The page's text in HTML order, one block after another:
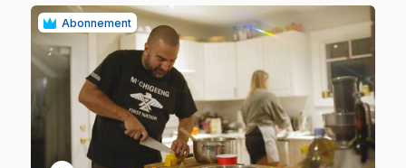
Abonnement